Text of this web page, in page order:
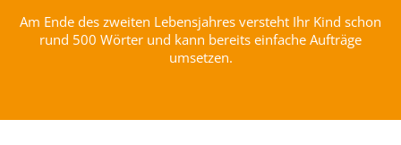
Am Ende des zweiten Lebensjahres versteht Ihr Kind schon
rund 500 Wörter und kann bereits einfache Aufträge
umsetzen.